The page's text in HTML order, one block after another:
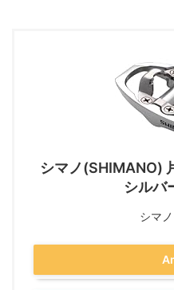
シマノ(SHIMANO)
シルバ
シマ